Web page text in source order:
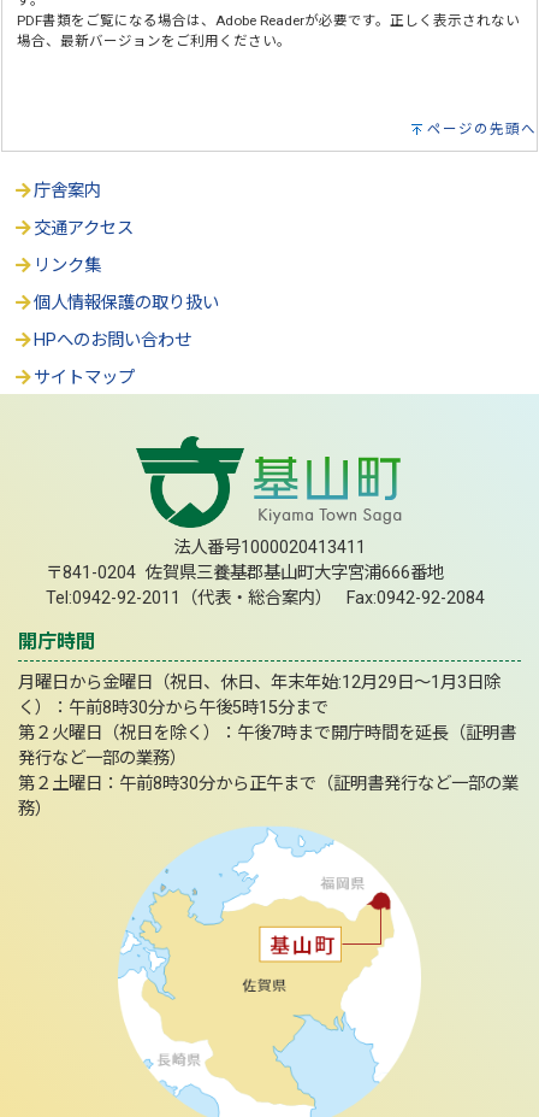
PDF書類をご覧になる場合は、Adobe Readerが必要です。正しく表示されない
場合、最新バージョンをご利用ください。
ページの先頭へ
庁舎案内
交通アクセス
リンク集
個人情報保護の取り扱い
HPへのお問い合わせ
サイトマップ
法人番号1000020413411
〒841-0204 佐賀県三養基郡基山町大字宮浦666番地
Tel:0942-92-2011（代表・総合案内） Fax:0942-92-2084
開庁時間
月曜日から金曜日（祝日、休日、年末年始:12月29日～1月3日除
く）：午前8時30分から午後5時15分まで
第２火曜日（祝日を除く）：午後7時まで開庁時間を延長（証明書
発行など一部の業務）
第２土曜日：午前8時30分から正午まで（証明書発行など一部の業
務）